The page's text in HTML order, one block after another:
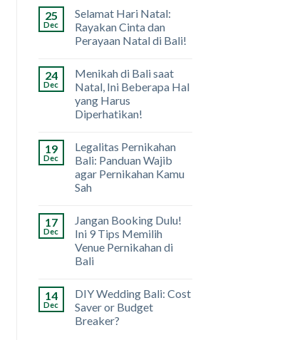
25
Dec
Selamat Hari Natal:
Rayakan Cinta dan
Perayaan Natal di Bali!
24
Dec
Menikah di Bali saat
Natal, Ini Beberapa Hal
yang Harus
Diperhatikan!
19
Dec
Legalitas Pernikahan
Bali: Panduan Wajib
agar Pernikahan Kamu
Sah
17
Dec
Jangan Booking Dulu!
Ini 9 Tips Memilih
Venue Pernikahan di
Bali
14
Dec
DIY Wedding Bali: Cost
Saver or Budget
Breaker?